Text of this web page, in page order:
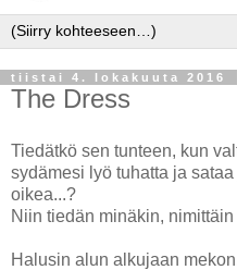
tiistai 4. lokakuuta 2016
The Dress
Tiedätkö sen tunteen, kun
sydämesi lyö tuhatta ja
oikea...?
Niin tiedän minäkin,
Halusin alun alkujaan